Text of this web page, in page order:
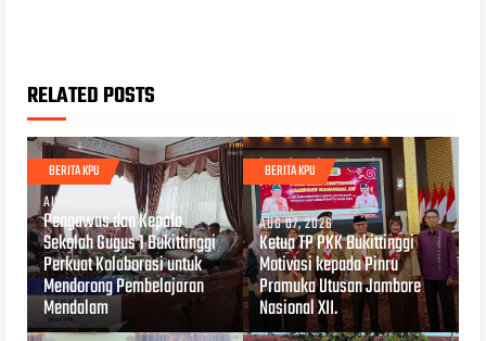
RELATED POSTS
BERITA KPU
AUG 08, 2026
Pengawas dan Kepala
Sekolah Gugus 1 Bukittinggi
Perkuat Kolaborasi untuk
Mendorong Pembelajaran
Mendalam
BERITA KPU
AUG 07, 2026
Ketua TP PKK Bukittinggi
Motivasi kepada Pinru
Pramuka Utusan Jambore
Nasional XII.